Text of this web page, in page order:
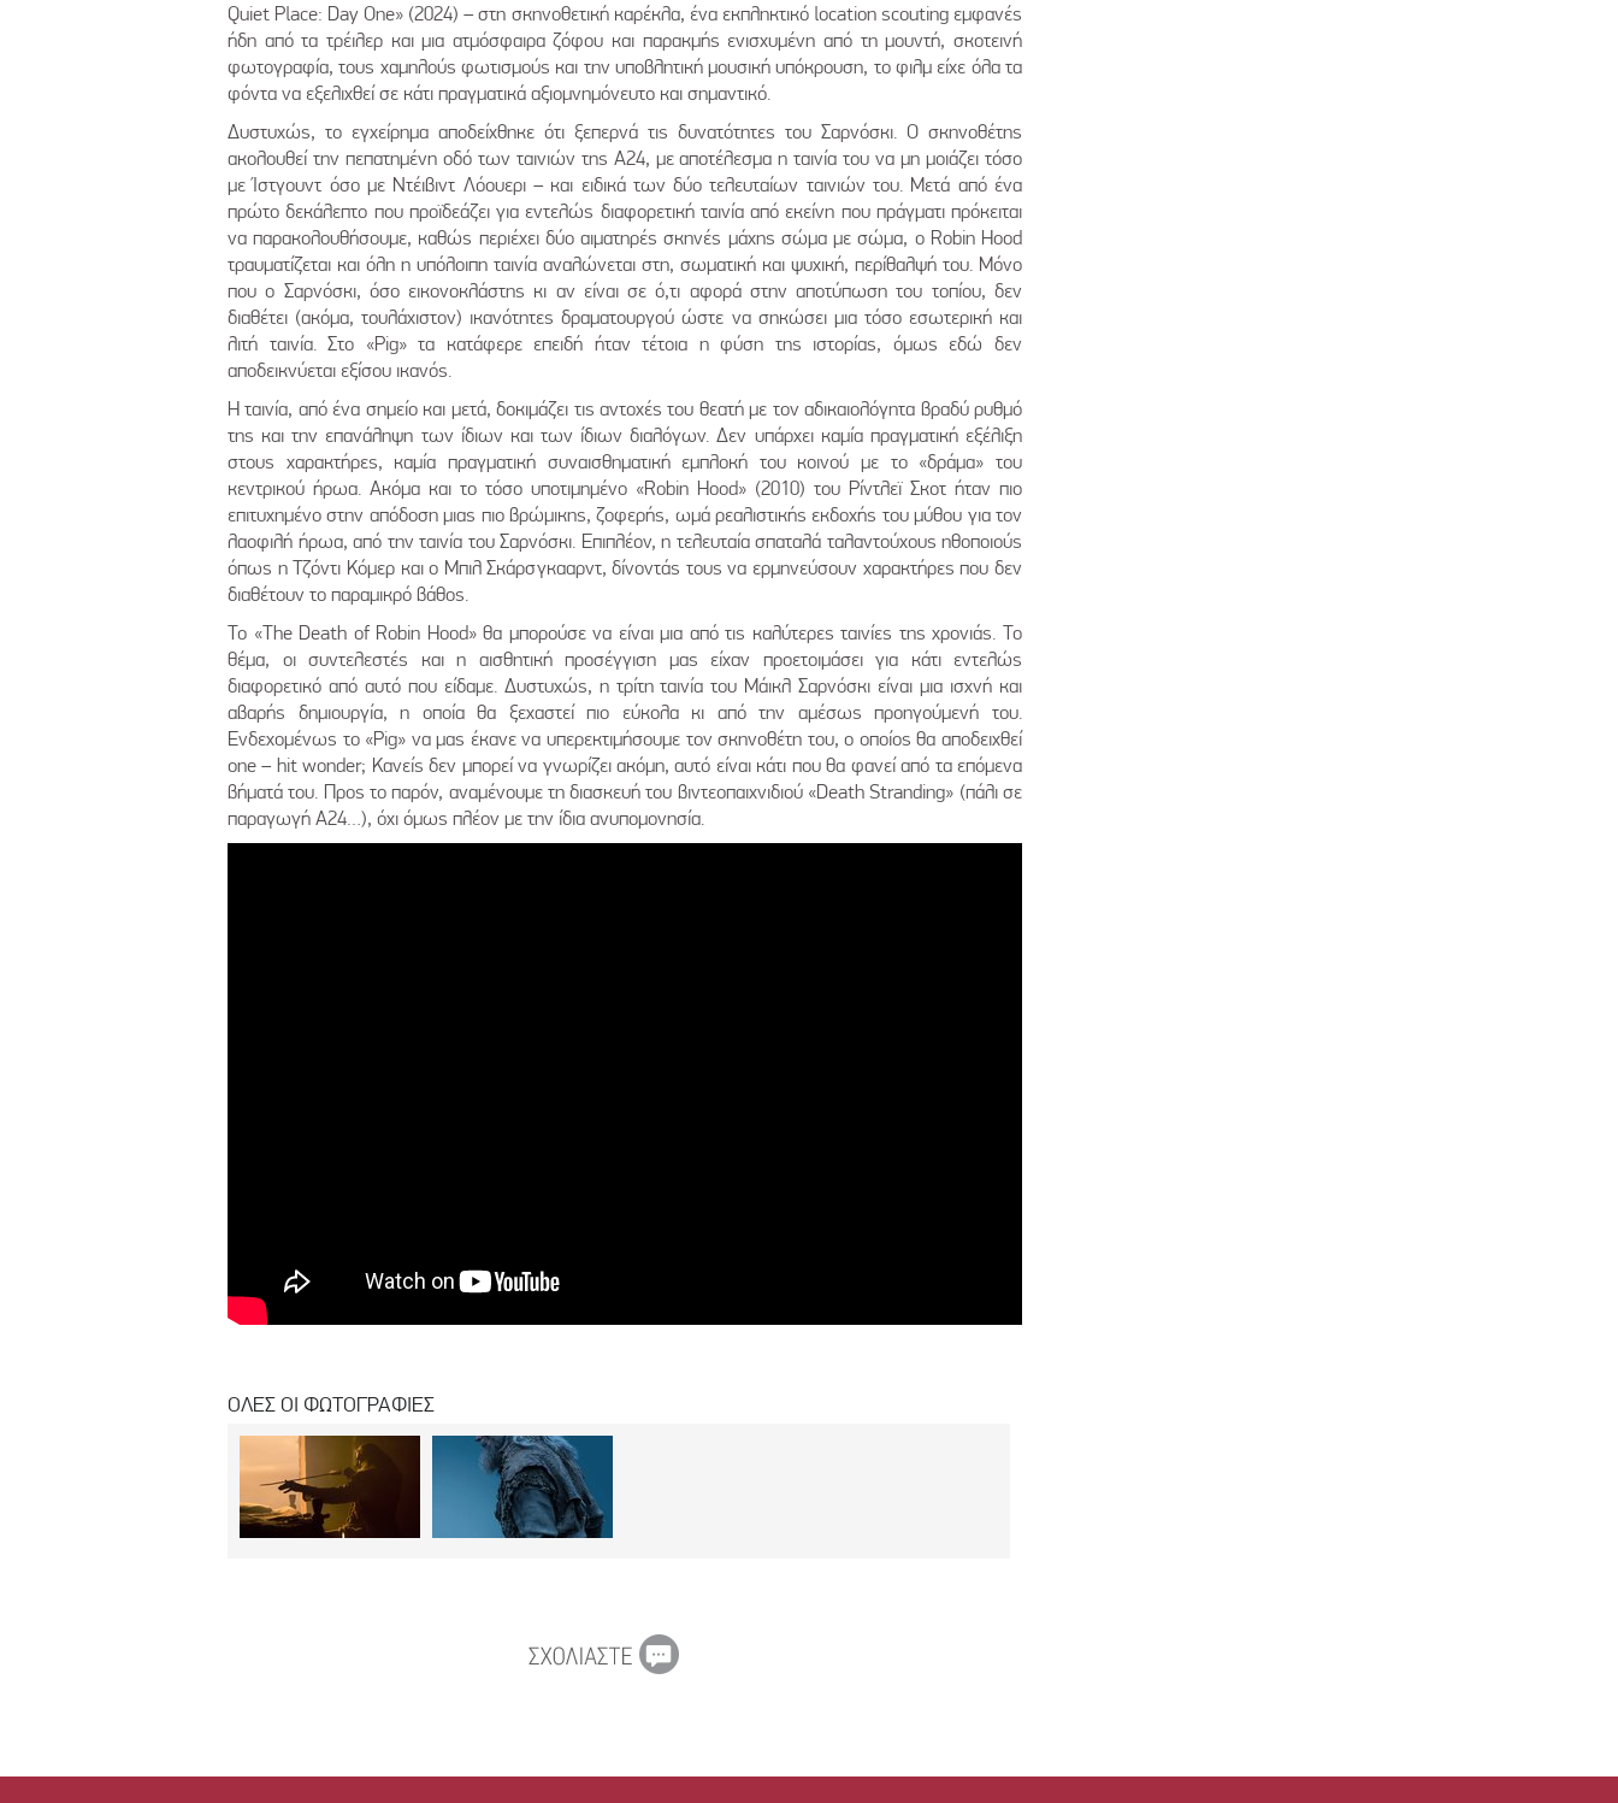
Quiet Place: Day One» (2024) – στη σκηνοθετική καρέκλα, ένα εκπληκτικό location scouting εμφανές
ήδη από τα τρέιλερ και μια ατμόσφαιρα ζόφου και παρακμής ενισχυμένη από τη μουντή, σκοτεινή
φωτογραφία, τους χαμηλούς φωτισμούς και την υποβλητική μουσική υπόκρουση, το φιλμ είχε όλα τα
φόντα να εξελιχθεί σε κάτι πραγματικά αξιομνημόνευτο και σημαντικό.
Δυστυχώς, το εγχείρημα αποδείχθηκε ότι ξεπερνά τις δυνατότητες του Σαρνόσκι. Ο σκηνοθέτης
ακολουθεί την πεπατημένη οδό των ταινιών της Α24, με αποτέλεσμα η ταινία του να μη μοιάζει τόσο
με Ίστγουντ όσο με Ντέιβιντ Λόουερι – και ειδικά των δύο τελευταίων ταινιών του. Μετά από ένα
πρώτο δεκάλεπτο που προϊδεάζει για εντελώς διαφορετική ταινία από εκείνη που πράγματι πρόκειται
να παρακολουθήσουμε, καθώς περιέχει δύο αιματηρές σκηνές μάχης σώμα με σώμα, ο Robin Hood
τραυματίζεται και όλη η υπόλοιπη ταινία αναλώνεται στη, σωματική και ψυχική, περίθαλψή του. Μόνο
που ο Σαρνόσκι, όσο εικονοκλάστης κι αν είναι σε ό,τι αφορά στην αποτύπωση του τοπίου, δεν
διαθέτει (ακόμα, τουλάχιστον) ικανότητες δραματουργού ώστε να σηκώσει μια τόσο εσωτερική και
λιτή ταινία. Στο «Pig» τα κατάφερε επειδή ήταν τέτοια η φύση της ιστορίας, όμως εδώ δεν
αποδεικνύεται εξίσου ικανός.
Η ταινία, από ένα σημείο και μετά, δοκιμάζει τις αντοχές του θεατή με τον αδικαιολόγητα βραδύ ρυθμό
της και την επανάληψη των ίδιων και των ίδιων διαλόγων. Δεν υπάρχει καμία πραγματική εξέλιξη
στους χαρακτήρες, καμία πραγματική συναισθηματική εμπλοκή του κοινού με το «δράμα» του
κεντρικού ήρωα. Ακόμα και το τόσο υποτιμημένο «Robin Hood» (2010) του Ρίντλεϊ Σκοτ ήταν πιο
επιτυχημένο στην απόδοση μιας πιο βρώμικης, ζοφερής, ωμά ρεαλιστικής εκδοχής του μύθου για τον
λαοφιλή ήρωα, από την ταινία του Σαρνόσκι. Επιπλέον, η τελευταία σπαταλά ταλαντούχους ηθοποιούς
όπως η Τζόντι Κόμερ και ο Μπιλ Σκάρσγκααρντ, δίνοντάς τους να ερμηνεύσουν χαρακτήρες που δεν
διαθέτουν το παραμικρό βάθος.
Το «The Death of Robin Hood» θα μπορούσε να είναι μια από τις καλύτερες ταινίες της χρονιάς. Το
θέμα, οι συντελεστές και η αισθητική προσέγγιση μας είχαν προετοιμάσει για κάτι εντελώς
διαφορετικό από αυτό που είδαμε. Δυστυχώς, η τρίτη ταινία του Μάικλ Σαρνόσκι είναι μια ισχνή και
αβαρής δημιουργία, η οποία θα ξεχαστεί πιο εύκολα κι από την αμέσως προηγούμενή του.
Ενδεχομένως το «Pig» να μας έκανε να υπερεκτιμήσουμε τον σκηνοθέτη του, ο οποίος θα αποδειχθεί
one – hit wonder; Κανείς δεν μπορεί να γνωρίζει ακόμη, αυτό είναι κάτι που θα φανεί από τα επόμενα
βήματά του. Προς το παρόν, αναμένουμε τη διασκευή του βιντεοπαιχνιδιού «Death Stranding» (πάλι σε
παραγωγή Α24…), όχι όμως πλέον με την ίδια ανυπομονησία.
ΟΛΕΣ ΟΙ ΦΩΤΟΓΡΑΦΙΕΣ